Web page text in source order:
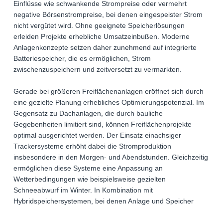
Einflüsse wie schwankende Strompreise oder vermehrt
negative Börsenstrompreise, bei denen eingespeister Strom
nicht vergütet wird. Ohne geeignete Speicherlösungen
erleiden Projekte erhebliche Umsatzeinbußen. Moderne
Anlagenkonzepte setzen daher zunehmend auf integrierte
Batteriespeicher, die es ermöglichen, Strom
zwischenzuspeichern und zeitversetzt zu vermarkten.
Gerade bei größeren Freiflächenanlagen eröffnet sich durch
eine gezielte Planung erhebliches Optimierungspotenzial. Im
Gegensatz zu Dachanlagen, die durch bauliche
Gegebenheiten limitiert sind, können Freiflächenprojekte
optimal ausgerichtet werden. Der Einsatz einachsiger
Trackersysteme erhöht dabei die Stromproduktion
insbesondere in den Morgen- und Abendstunden. Gleichzeitig
ermöglichen diese Systeme eine Anpassung an
Wetterbedingungen wie beispielsweise gezielten
Schneeabwurf im Winter. In Kombination mit
Hybridspeichersystemen, bei denen Anlage und Speicher